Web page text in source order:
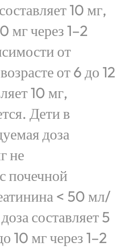
10 мг,
мг через 1–2
от
от 6 до 12
10 мг,
Дети в
доза
не
почечной
< 50 мл/
составляет 5
10 мг через 1–2